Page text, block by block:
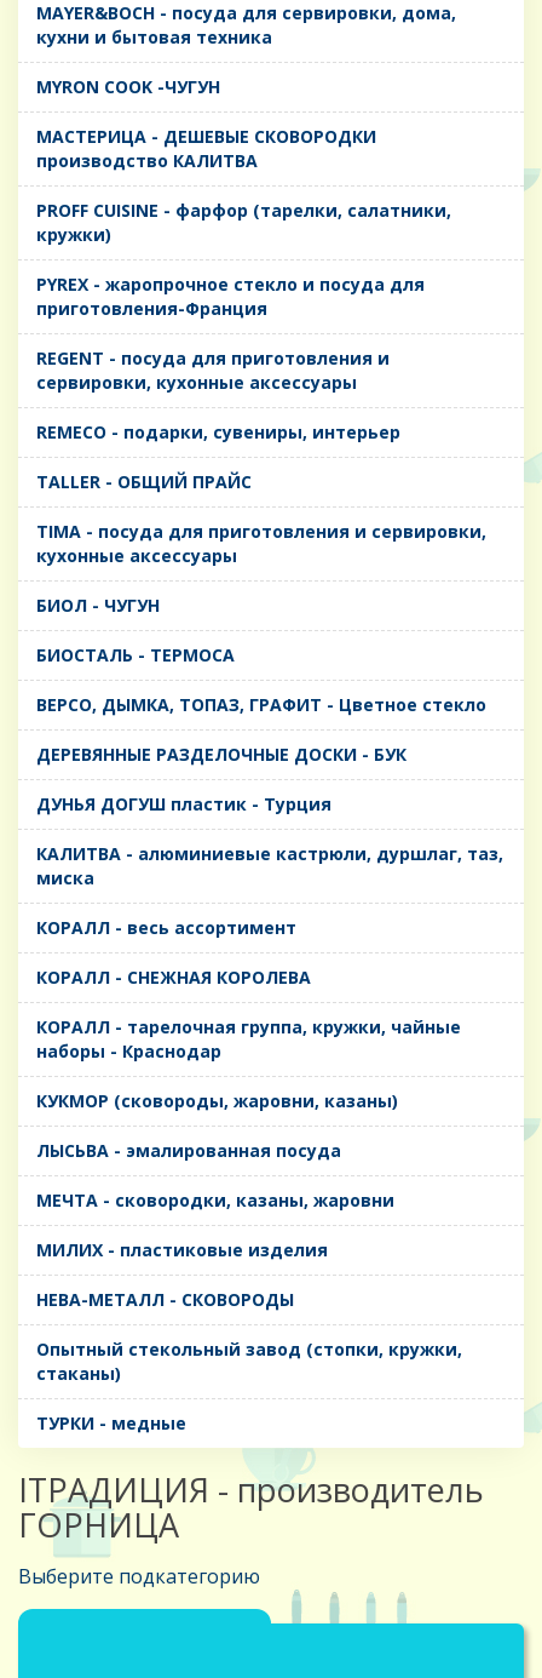
MAYER&BOCH - посуда для сервировки, дома,
кухни и бытовая техника
MYRON COOK -ЧУГУН
MАСТЕРИЦА - ДЕШЕВЫЕ СКОВОРОДКИ
производство КАЛИТВА
PROFF CUISINE - фарфор (тарелки, салатники,
кружки)
PYREX - жаропрочное стекло и посуда для
приготовления-Франция
REGENT - посуда для приготовления и
сервировки, кухонные аксессуары
REMECO - подарки, сувениры, интерьер
TALLER - ОБЩИЙ ПРАЙС
TIMA - посуда для приготовления и сервировки,
кухонные аксессуары
БИОЛ - ЧУГУН
БИОСТАЛЬ - ТЕРМОСА
ВЕРСО, ДЫМКА, ТОПАЗ, ГРАФИТ - Цветное стекло
ДЕРЕВЯННЫЕ РАЗДЕЛОЧНЫЕ ДОСКИ - БУК
ДУНЬЯ ДОГУШ пластик - Турция
КАЛИТВА - алюминиевые кастрюли, дуршлаг, таз,
миска
КОРАЛЛ - весь ассортимент
КОРАЛЛ - СНЕЖНАЯ КОРОЛЕВА
КОРАЛЛ - тарелочная группа, кружки, чайные
наборы - Краснодар
КУКМОР (сковороды, жаровни, казаны)
ЛЫСЬВА - эмалированная посуда
МЕЧТА - сковородки, казаны, жаровни
МИЛИХ - пластиковые изделия
НЕВА-МЕТАЛЛ - СКОВОРОДЫ
Опытный стекольный завод (стопки, кружки,
стаканы)
ТУРКИ - медные
IТРАДИЦИЯ - производитель
ГОРНИЦА
Выберите подкатегорию